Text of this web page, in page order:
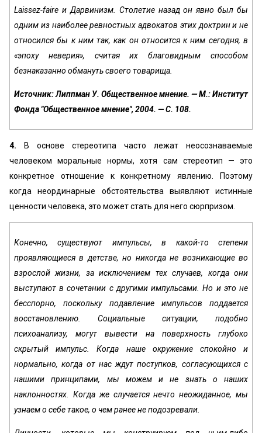
Laissez-faire и Дарвинизм. Столетие назад он явно был бы
одним из наиболее ревностных адвокатов этих доктрин и не
относился бы к ним так, как он относится к ним сегодня, в
«эпоху неверия», считая их благовидным способом
безнаказанно обмануть своего товарища.
Источник: Липпман У. Общественное мнение. — М.: Институт
Фонда "Общественное мнение", 2004. — С. 108.
4.
В основе стереотипа часто лежат неосознаваемые
человеком моральные нормы, хотя сам стереотип — это
конкретное отношение к конкретному явлению. Поэтому
когда неординарные обстоятельства выявляют истинные
ценности человека, это может стать для него сюрпризом.
Конечно, существуют импульсы, в какой-то степени
проявляющиеся в детстве, но никогда не возникающие во
взрослой жизни, за исключением тех случаев, когда они
выступают в сочетании с другими импульсами. Но и это не
бесспорно, поскольку подавление импульсов поддается
восстановлению. Социальные ситуации, подобно
психоанализу, могут вывести на поверхность глубоко
скрытый импульс. Когда наше окружение спокойно и
нормально, когда от нас ждут поступков, согласующихся с
нашими принципами, мы можем и не знать о наших
наклонностях. Когда же случается нечто неожиданное, мы
узнаем о себе такое, о чем ранее не подозревали.